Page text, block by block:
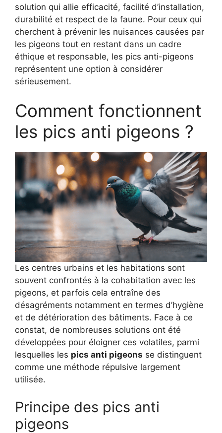
solution qui allie efficacité, facilité d’installation,
durabilité et respect de la faune. Pour ceux qui
cherchent à prévenir les nuisances causées par
les pigeons tout en restant dans un cadre
éthique et responsable, les pics anti-pigeons
représentent une option à considérer
sérieusement.
Comment fonctionnent
les pics anti pigeons ?
Les centres urbains et les habitations sont
souvent confrontés à la cohabitation avec les
pigeons, et parfois cela entraîne des
désagréments notamment en termes d’hygiène
et de détérioration des bâtiments. Face à ce
constat, de nombreuses solutions ont été
développées pour éloigner ces volatiles, parmi
lesquelles les pics anti pigeons se distinguent
comme une méthode répulsive largement
utilisée.
Principe des pics anti
pigeons